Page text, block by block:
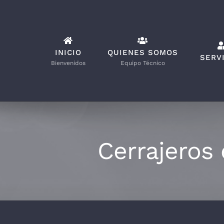
INICIO
Bienvenidos
QUIENES SOMOS
Equipo Técnico
Cerrajeros